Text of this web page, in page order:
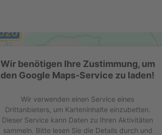
Wir benötigen Ihre Zustimmung, um
den Google Maps-Service zu laden!
Wir verwenden einen Service eines
Drittanbieters, um Karteninhalte einzubetten.
Dieser Service kann Daten zu Ihren Aktivitäten
sammeln. Bitte lesen Sie die Details durch und